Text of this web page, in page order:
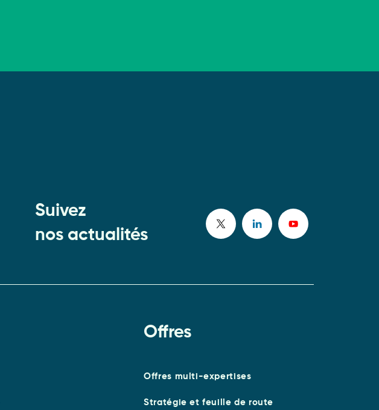
Suivez
nos actualités
Offres
Offres multi-expertises
Stratégie et feuille de route